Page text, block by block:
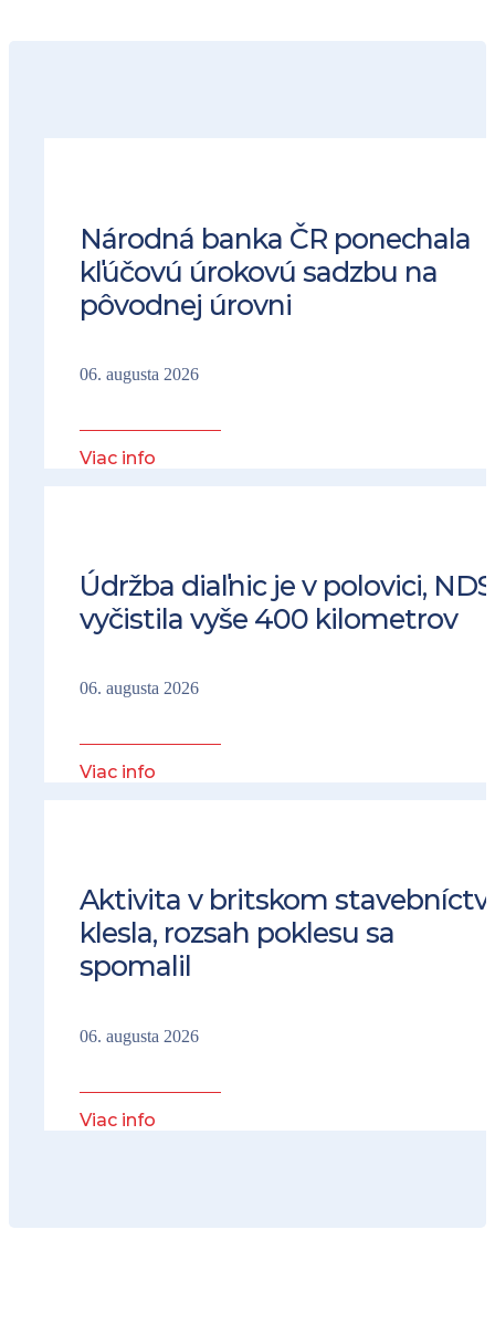
Národná banka ČR ponechala
kľúčovú úrokovú sadzbu na
pôvodnej úrovni
06. augusta 2026
Viac info
Údržba diaľnic je v polovici, NDS
vyčistila vyše 400 kilometrov
06. augusta 2026
Viac info
Aktivita v britskom
klesla, rozsah poklesu sa
spomalil
06. augusta 2026
Viac info